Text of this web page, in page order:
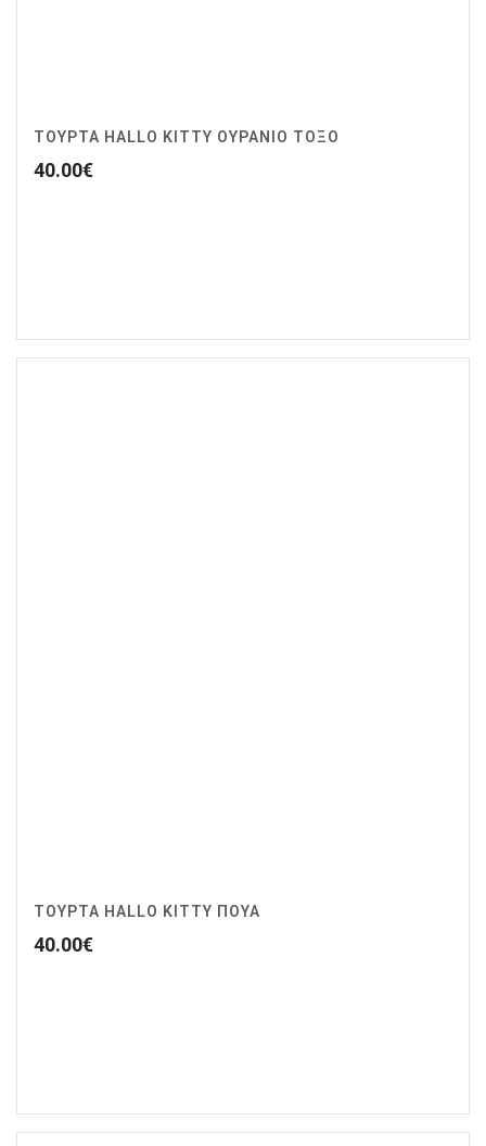
ΤΟΥΡΤΑ HALLO KITTY ΟΥΡΑΝΙΟ ΤΟΞΟ
40.00€
ΤΟΥΡΤΑ HALLO KITTY ΠΟΥΑ
40.00€